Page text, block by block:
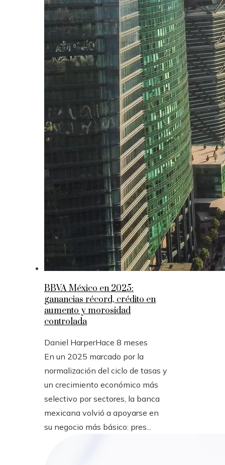
BBVA México en 2025:
ganancias récord, crédito en
aumento y morosidad
controlada
Daniel HarperHace 8 meses
En un 2025 marcado por la
normalización del ciclo de tasas y
un crecimiento económico más
selectivo por sectores, la banca
mexicana volvió a apoyarse en
su negocio más básico: pres...